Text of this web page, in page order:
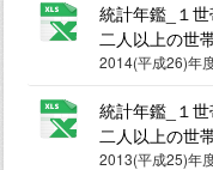
統計年鑑_１
二人以上の世
2014(平成26)年
統計年鑑_１
二人以上の世
2013(平成25)年